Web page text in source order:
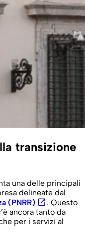
transizione
una delle principali
delineate dal
(PNRR) open_in_new . Questo
ancora tanto da
per i servizi al